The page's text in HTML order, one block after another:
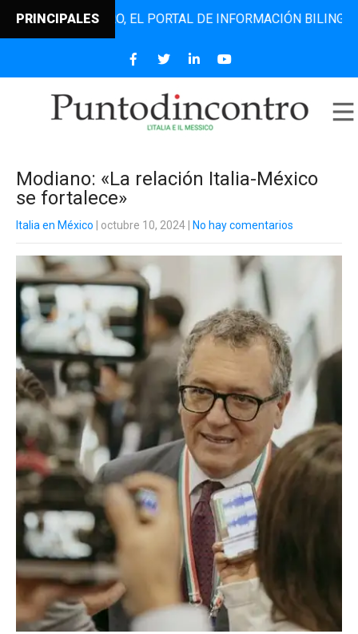
PRINCIPALESEL PORTAL DE INFORMACIÓN BILINGÜE
Modiano: «La relación Italia-México
se fortalece»
Italia en México | octubre 10, 2024 No hay comentarios